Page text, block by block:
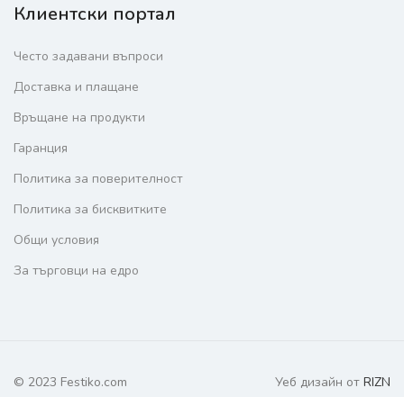
Клиентски портал
Често задавани въпроси
Доставка и плащане
Връщане на продукти
Гаранция
Политика за поверителност
Политика за бисквитките
Общи условия
За търговци на едро
© 2023 Festiko.com Уеб дизайн от RIZN